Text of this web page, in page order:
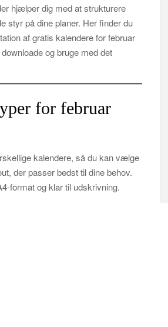
hjælper dig med at strukturere
styr på dine planer. Her finder du
af gratis kalendere for februar
og bruge med det
for februar
kalendere, så du kan vælge
der passer bedst til dine behov.
og klar til udskrivning.